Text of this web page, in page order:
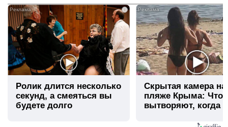
Ролик длится несколько
секунд, а смеяться вы
будете долго
Скрытая камера на
пляже Крыма: Что
вытворяют, когда